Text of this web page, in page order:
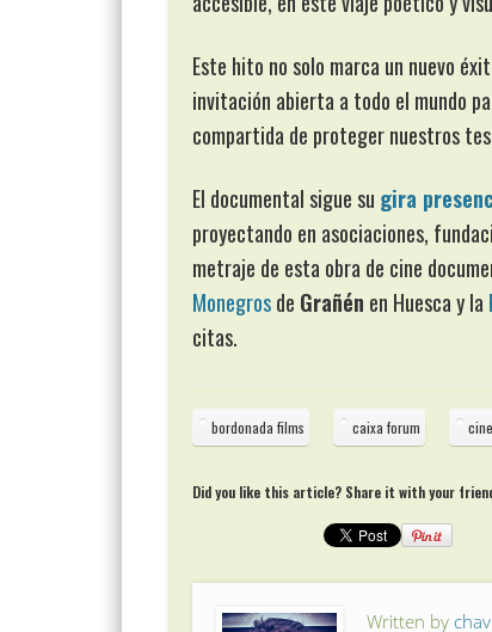
Este hito no solo marca un nuevo
invitación abierta a todo el mundo
compartida de proteger nuestros
El documental sigue su gira
proyectando en asociaciones,
metraje de esta obra de cine
Monegrosde Grañén en Huesca y la
citas.
bordonada films caixa forum
Did you like this article? Share it with your
Written by chavi